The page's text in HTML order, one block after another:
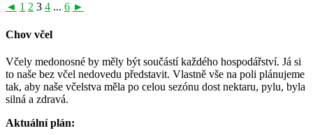
◄ 1 2 3 4 ... 6 ►
Chov včel
Včely medonosné by měly být součástí každého hospodářství. Já si
to naše bez včel nedovedu představit. Vlastně vše na poli plánujeme
tak, aby naše včelstva měla po celou sezónu dost nektaru, pylu, byla
silná a zdravá.
Aktuální plán: